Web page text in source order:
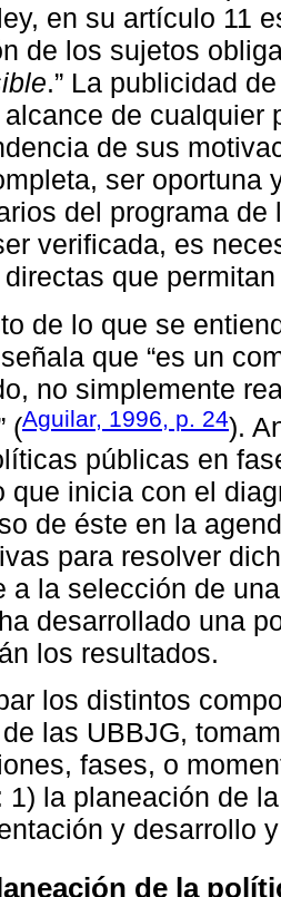
en su artículo 11
de los sujetos
.” La publicidad
de cualquier
de sus
ser oportuna
del programa
verificada, es
que
de lo que se
que “es un
no simplemente
(Aguilar, 1996, p. 24).
públicas en
que inicia con el
de éste en la
para resolver
a la selección de
desarrollado una
los resultados.
los distintos
las UBBJG,
fases, o
1) la planeación de
y desarrollo
de la